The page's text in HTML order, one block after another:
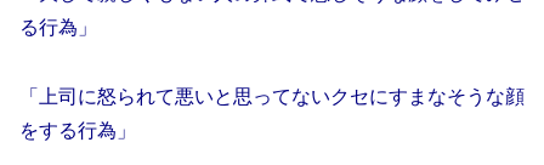
る行為」
「上司に怒られて悪いと思ってないクセにすまなそうな顔
をする行為」